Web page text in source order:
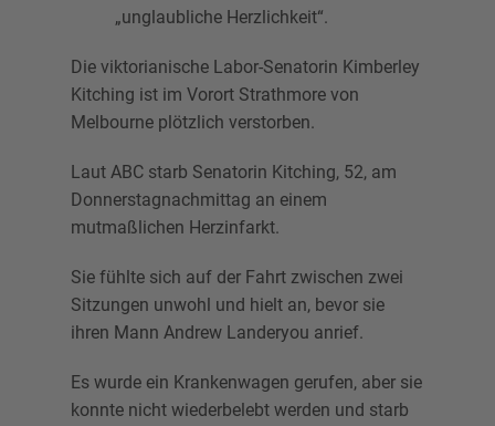
„unglaubliche Herzlichkeit“.
Die viktorianische Labor-Senatorin Kimberley
Kitching ist im Vorort Strathmore von
Melbourne plötzlich verstorben.
Laut ABC starb Senatorin Kitching, 52, am
Donnerstagnachmittag an einem
mutmaßlichen Herzinfarkt.
Sie fühlte sich auf der Fahrt zwischen zwei
Sitzungen unwohl und hielt an, bevor sie
ihren Mann Andrew Landeryou anrief.
Es wurde ein Krankenwagen gerufen, aber sie
konnte nicht wiederbelebt werden und starb